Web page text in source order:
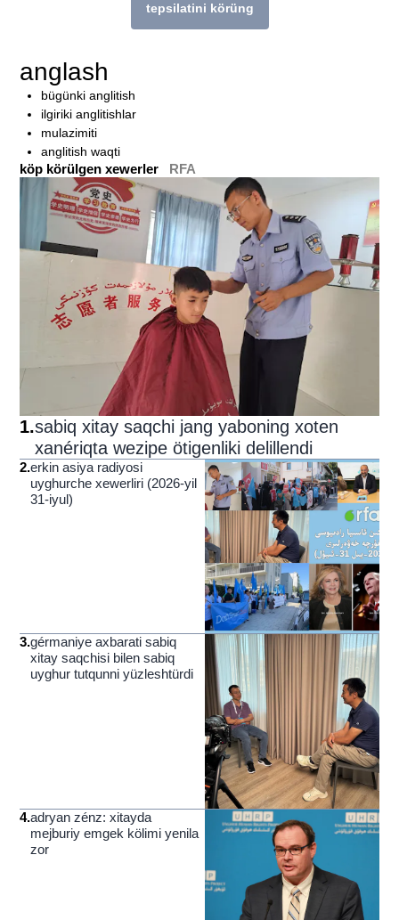
bu témigha munasiwetlik téximu köp
tepsilatini körüng
anglash
bügünki anglitish
ilgiriki anglitishlar
mulazimiti
anglitish waqti
köp körülgen xewerler RFA
1.sabiq xitay saqchi jang yaboning xoten
xanériqta wezipe ötigenliki delillendi
2.erkin asiya radiyosi
uyghurche xewerliri (2026-yil
31-iyul)
3.gérmaniye axbarati sabiq
xitay saqchisi bilen sabiq
uyghur tutqunni yüzleshtürdi
4.adryan zénz: xitayda
mejburiy emgek kölimi yenila
zor